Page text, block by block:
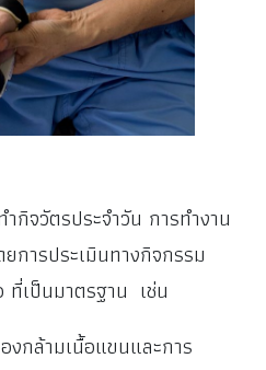
กิจวัตรประจำวัน การทำงาน
การประเมินทางกิจกรรม
ที่เป็นมาตรฐาน เช่น
กล้ามเนื้อแขนและการ